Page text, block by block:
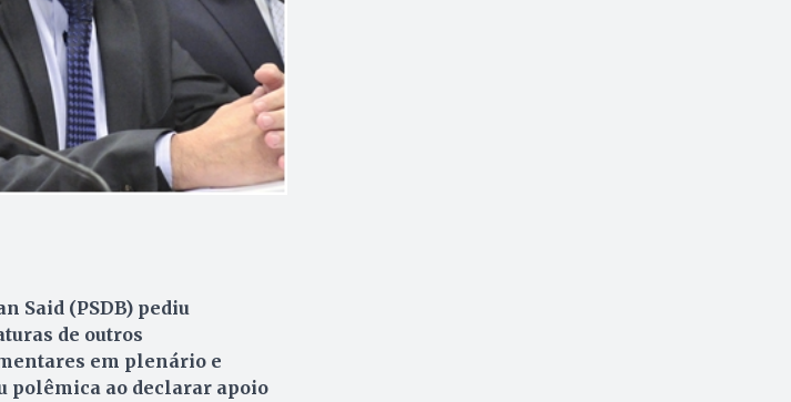
Said (PSDB) pediu
de outros
em plenário e
polêmica ao declarar apoio